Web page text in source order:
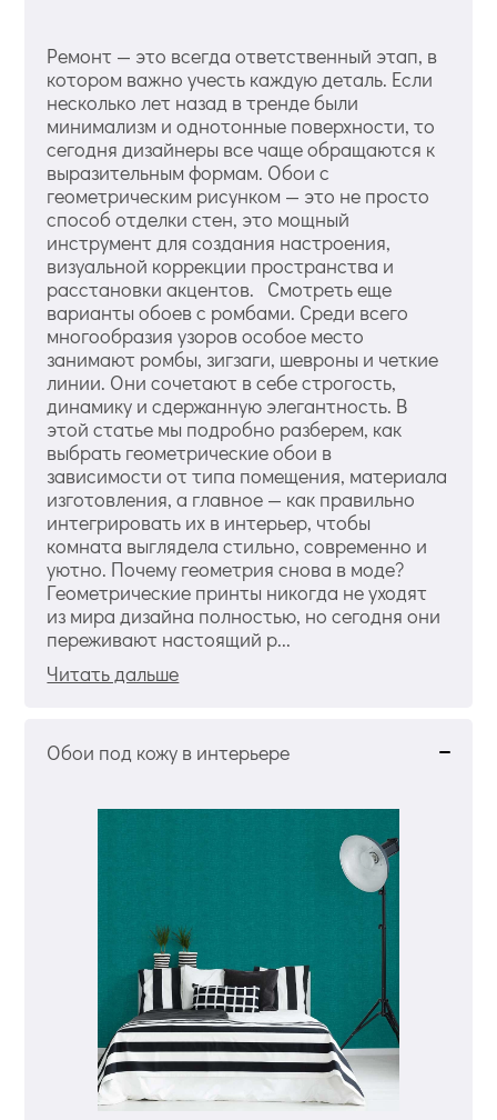
Ремонт — это всегда ответственный этап, в
котором важно учесть каждую деталь. Если
несколько лет назад в тренде были
минимализм и однотонные поверхности, то
сегодня дизайнеры все чаще обращаются к
выразительным формам. Обои с
геометрическим рисунком — это не просто
способ отделки стен, это мощный
инструмент для создания настроения,
визуальной коррекции пространства и
расстановки акцентов. Смотреть еще
варианты обоев с ромбами. Среди всего
многообразия узоров особое место
занимают ромбы, зигзаги, шевроны и четкие
линии. Они сочетают в себе строгость,
динамику и сдержанную элегантность. В
этой статье мы подробно разберем, как
выбрать геометрические обои в
зависимости от типа помещения, материала
изготовления, а главное — как правильно
интегрировать их в интерьер, чтобы
комната выглядела стильно, современно и
уютно. Почему геометрия снова в моде?
Геометрические принты никогда не уходят
из мира дизайна полностью, но сегодня они
переживают настоящий р...
Читать дальше
Обои под кожу в интерьере